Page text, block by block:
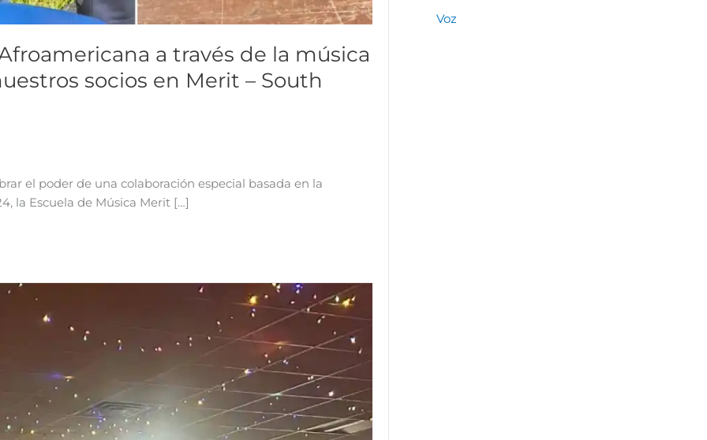
a través de la música
socios en Merit – South
el poder de una colaboración especial basada en la
la Escuela de Música Merit […]
Voz